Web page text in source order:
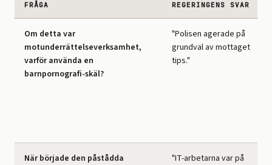
FRÅGA REGERINGENS SVAR
Om detta var
motunderrättelseverksamhet,
varför använda en
barnpornografi-skäl?
"Polisen agerade på
grundval av mottaget
tips."
När började den påstådda
"IT-arbetarna var på